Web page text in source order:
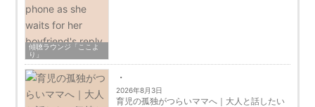
傾聴ラウンジ「ここよ
り」
2026年8月3日
育児の孤独がつらいママへ｜大人と話したい